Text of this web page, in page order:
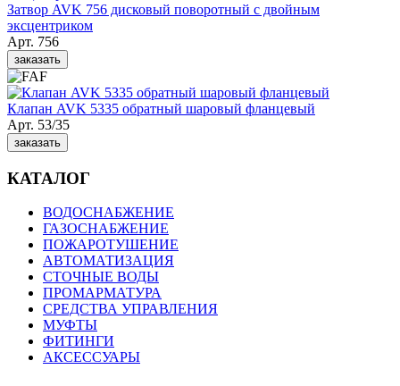
Затвор AVK 756 дисковый поворотный с двойным
эксцентриком
Арт. 756
заказать
Клапан AVK 5335 обратный шаровый фланцевый
Арт. 53/35
заказать
КАТАЛОГ
ВОДОСНАБЖЕНИЕ
ГАЗОСНАБЖЕНИЕ
ПОЖАРОТУШЕНИЕ
АВТОМАТИЗАЦИЯ
СТОЧНЫЕ ВОДЫ
ПРОМАРМАТУРА
СРЕДСТВА УПРАВЛЕНИЯ
МУФТЫ
ФИТИНГИ
АКСЕССУАРЫ